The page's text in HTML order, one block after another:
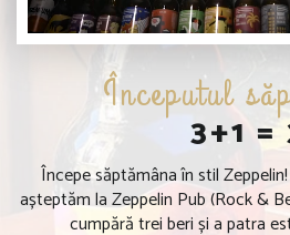
Începutul
3+1 =
Începe săptămâna în stil
așteptăm la Zeppelin Pub (Rock &
cumpără trei beri și a patra